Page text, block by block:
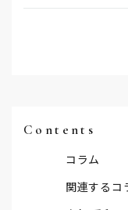
Contents
コラム
関連するコ